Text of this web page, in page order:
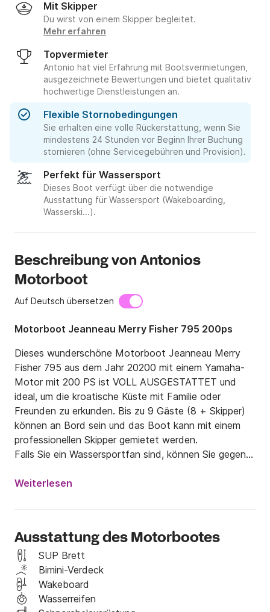
Mit Skipper
Du wirst von einem Skipper begleitet.
Mehr erfahren
Topvermieter
Antonio hat viel Erfahrung mit Bootsvermietungen,
ausgezeichnete Bewertungen und bietet qualitativ
hochwertige Dienstleistungen an.
Flexible Stornobedingungen
Sie erhalten eine volle Rückerstattung, wenn Sie
mindestens 24 Stunden vor Beginn Ihrer Buchung
stornieren (ohne Servicegebühren und Provision).
Perfekt für Wassersport
Dieses Boot verfügt über die notwendige
Ausstattung für Wassersport (Wakeboarding,
Wasserski...).
Beschreibung von Antonios
Motorboot
Auf Deutsch übersetzen
Motorboot Jeanneau Merry Fisher 795 200ps
Dieses wunderschöne Motorboot Jeanneau Merry
Fisher 795 aus dem Jahr 20200 mit einem Yamaha-
Motor mit 200 PS ist VOLL AUSGESTATTET und
ideal, um die kroatische Küste mit Familie oder
Freunden zu erkunden. Bis zu 9 Gäste (8 + Skipper)
können an Bord sein und das Boot kann mit einem
professionellen Skipper gemietet werden.
Falls Sie ein Wassersportfan sind, können Sie gegen
einen Schlauch bekommen. Weitere Informationen
auch über ein Bimini-Sonnendach mit der Option zum
vollständigen Schließen rundherum, Sonnendeck- und
Cockpitkissen, Deckdusche und Badeleiter sowie ein
Fusion Pro-Audiosystem. Für Ihren maximalen
Komfort können Sie die Küche mit Gasherd und
Weiterlesen
Ausstattung des Motorbootes
SUP Brett
Bimini-Verdeck
Wakeboard
Wasserreifen